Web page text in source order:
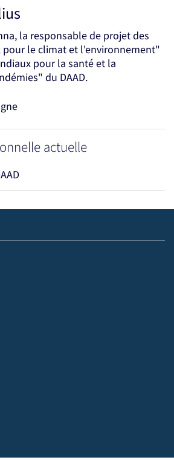
la responsable de projet des
pour le climat et l'environnement"
pour la santé et la
du DAAD.
actuelle